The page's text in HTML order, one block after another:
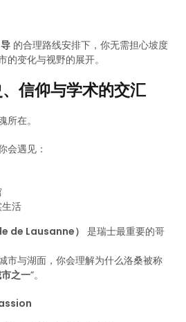
的合理路线安排下，你无需担心坡度
变化与视野的展开。
信仰与学术的交汇
在。
会遇见：
活
de Lausanne） 是瑞士最重要的哥
市与湖面，你会理解为什么洛桑被称
之一”。